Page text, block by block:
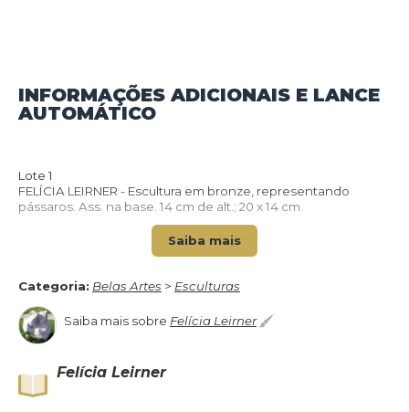
INFORMAÇÕES ADICIONAIS E LANCE
AUTOMÁTICO
Lote 1
FELÍCIA LEIRNER - Escultura em bronze, representando
pássaros. Ass. na base. 14 cm de alt.; 20 x 14 cm.
Saiba mais
Categoria: Belas Artes > Esculturas
Saiba mais sobre Felícia Leirner
Felícia Leirner